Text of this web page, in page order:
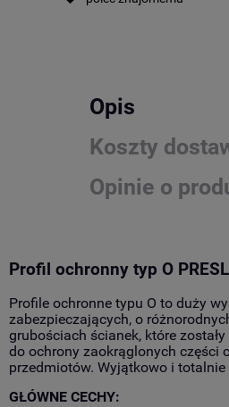
Opis
Koszty
Opinie o
Profil ochronny typ O
Profile ochronne typu O to duży
zabezpieczających, o
grubościach ścianek, które
do ochrony zaokrąglonych części
przedmiotów. Wyjątkowo i
GŁÓWNE CECHY: